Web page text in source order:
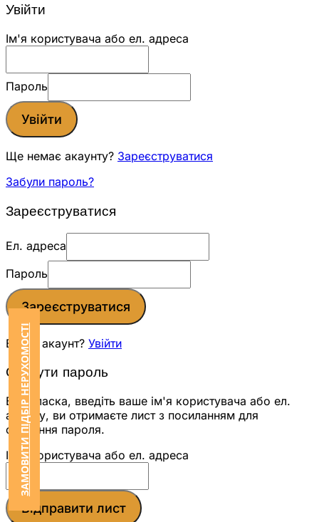
ЗАМОВИТИ ПІДБІР НЕРУХОМОСТІ
Увійти
Ім'я користувача або ел. адреса
Пароль
Увійти
Ще немає акаунту? Зареєструватися
Забули пароль?
Зареєструватися
Ел. адреса
Пароль
Зареєструватися
Вже є акаунт? Увійти
Скинути пароль
Будь ласка, введіть ваше ім'я користувача або ел.
адресу, ви отримаєте лист з посиланням для
скидання пароля.
Ім'я користувача або ел. адреса
Відправити лист